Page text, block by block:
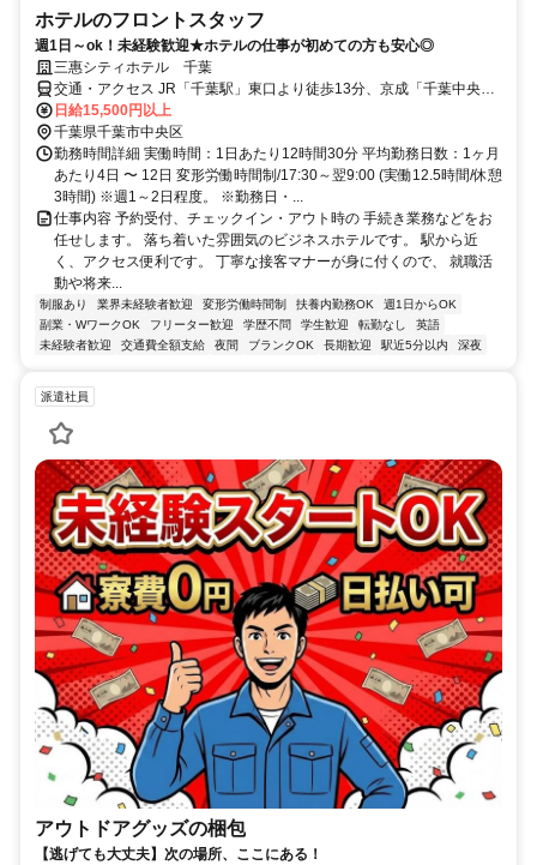
ホテルのフロントスタッフ
週1日～ok！未経験歓迎★ホテルの仕事が初めての方も安心◎
三惠シティホテル 千葉
交通・アクセス JR「千葉駅」東口より徒歩13分、京成「千葉中央
駅」より徒歩7分、「葭川公園駅」より徒歩3分
日給15,500円以上
千葉県千葉市中央区
勤務時間詳細 実働時間：1日あたり12時間30分 平均勤務日数：1ヶ月
あたり4日 〜 12日 変形労働時間制/17:30～翌9:00 (実働12.5時間/休憩
3時間) ※週1～2日程度。 ※勤務日・...
仕事内容 予約受付、チェックイン・アウト時の 手続き業務などをお
任せします。 落ち着いた雰囲気のビジネスホテルです。 駅から近
く、アクセス便利です。 丁寧な接客マナーが身に付くので、 就職活
動や将来...
制服あり 業界未経験者歓迎 変形労働時間制 扶養内勤務OK
週1日からOK
副業・WワークOK
フリーター歓迎 学歴不問 学生歓迎 転勤なし
英語
未経験者歓迎
交通費全額支給 夜間 ブランクOK 長期歓迎 駅近5分以内 深夜
派遣社員
アウトドアグッズの梱包
【逃げても大丈夫】次の場所、ここにある！